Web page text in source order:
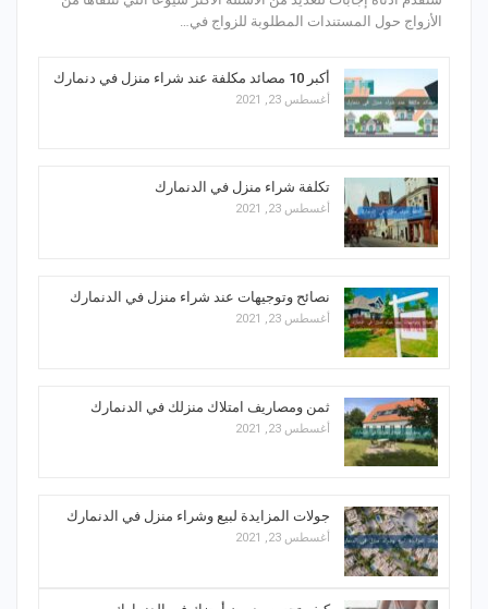
الأزواج حول المستندات المطلوبة للزواج في
أكبر 10 مصائد مكلفة عند شراء منزل في دنمارك
أغسطس 23, 2021
تكلفة شراء منزل في الدنمارك
أغسطس 23, 2021
نصائح وتوجيهات عند شراء منزل في الدنمارك
أغسطس 23, 2021
ثمن ومصاريف امتلاك منزلك في الدنمارك
أغسطس 23, 2021
جولات المزايدة لبيع وشراء منزل في الدنمارك
أغسطس 23, 2021